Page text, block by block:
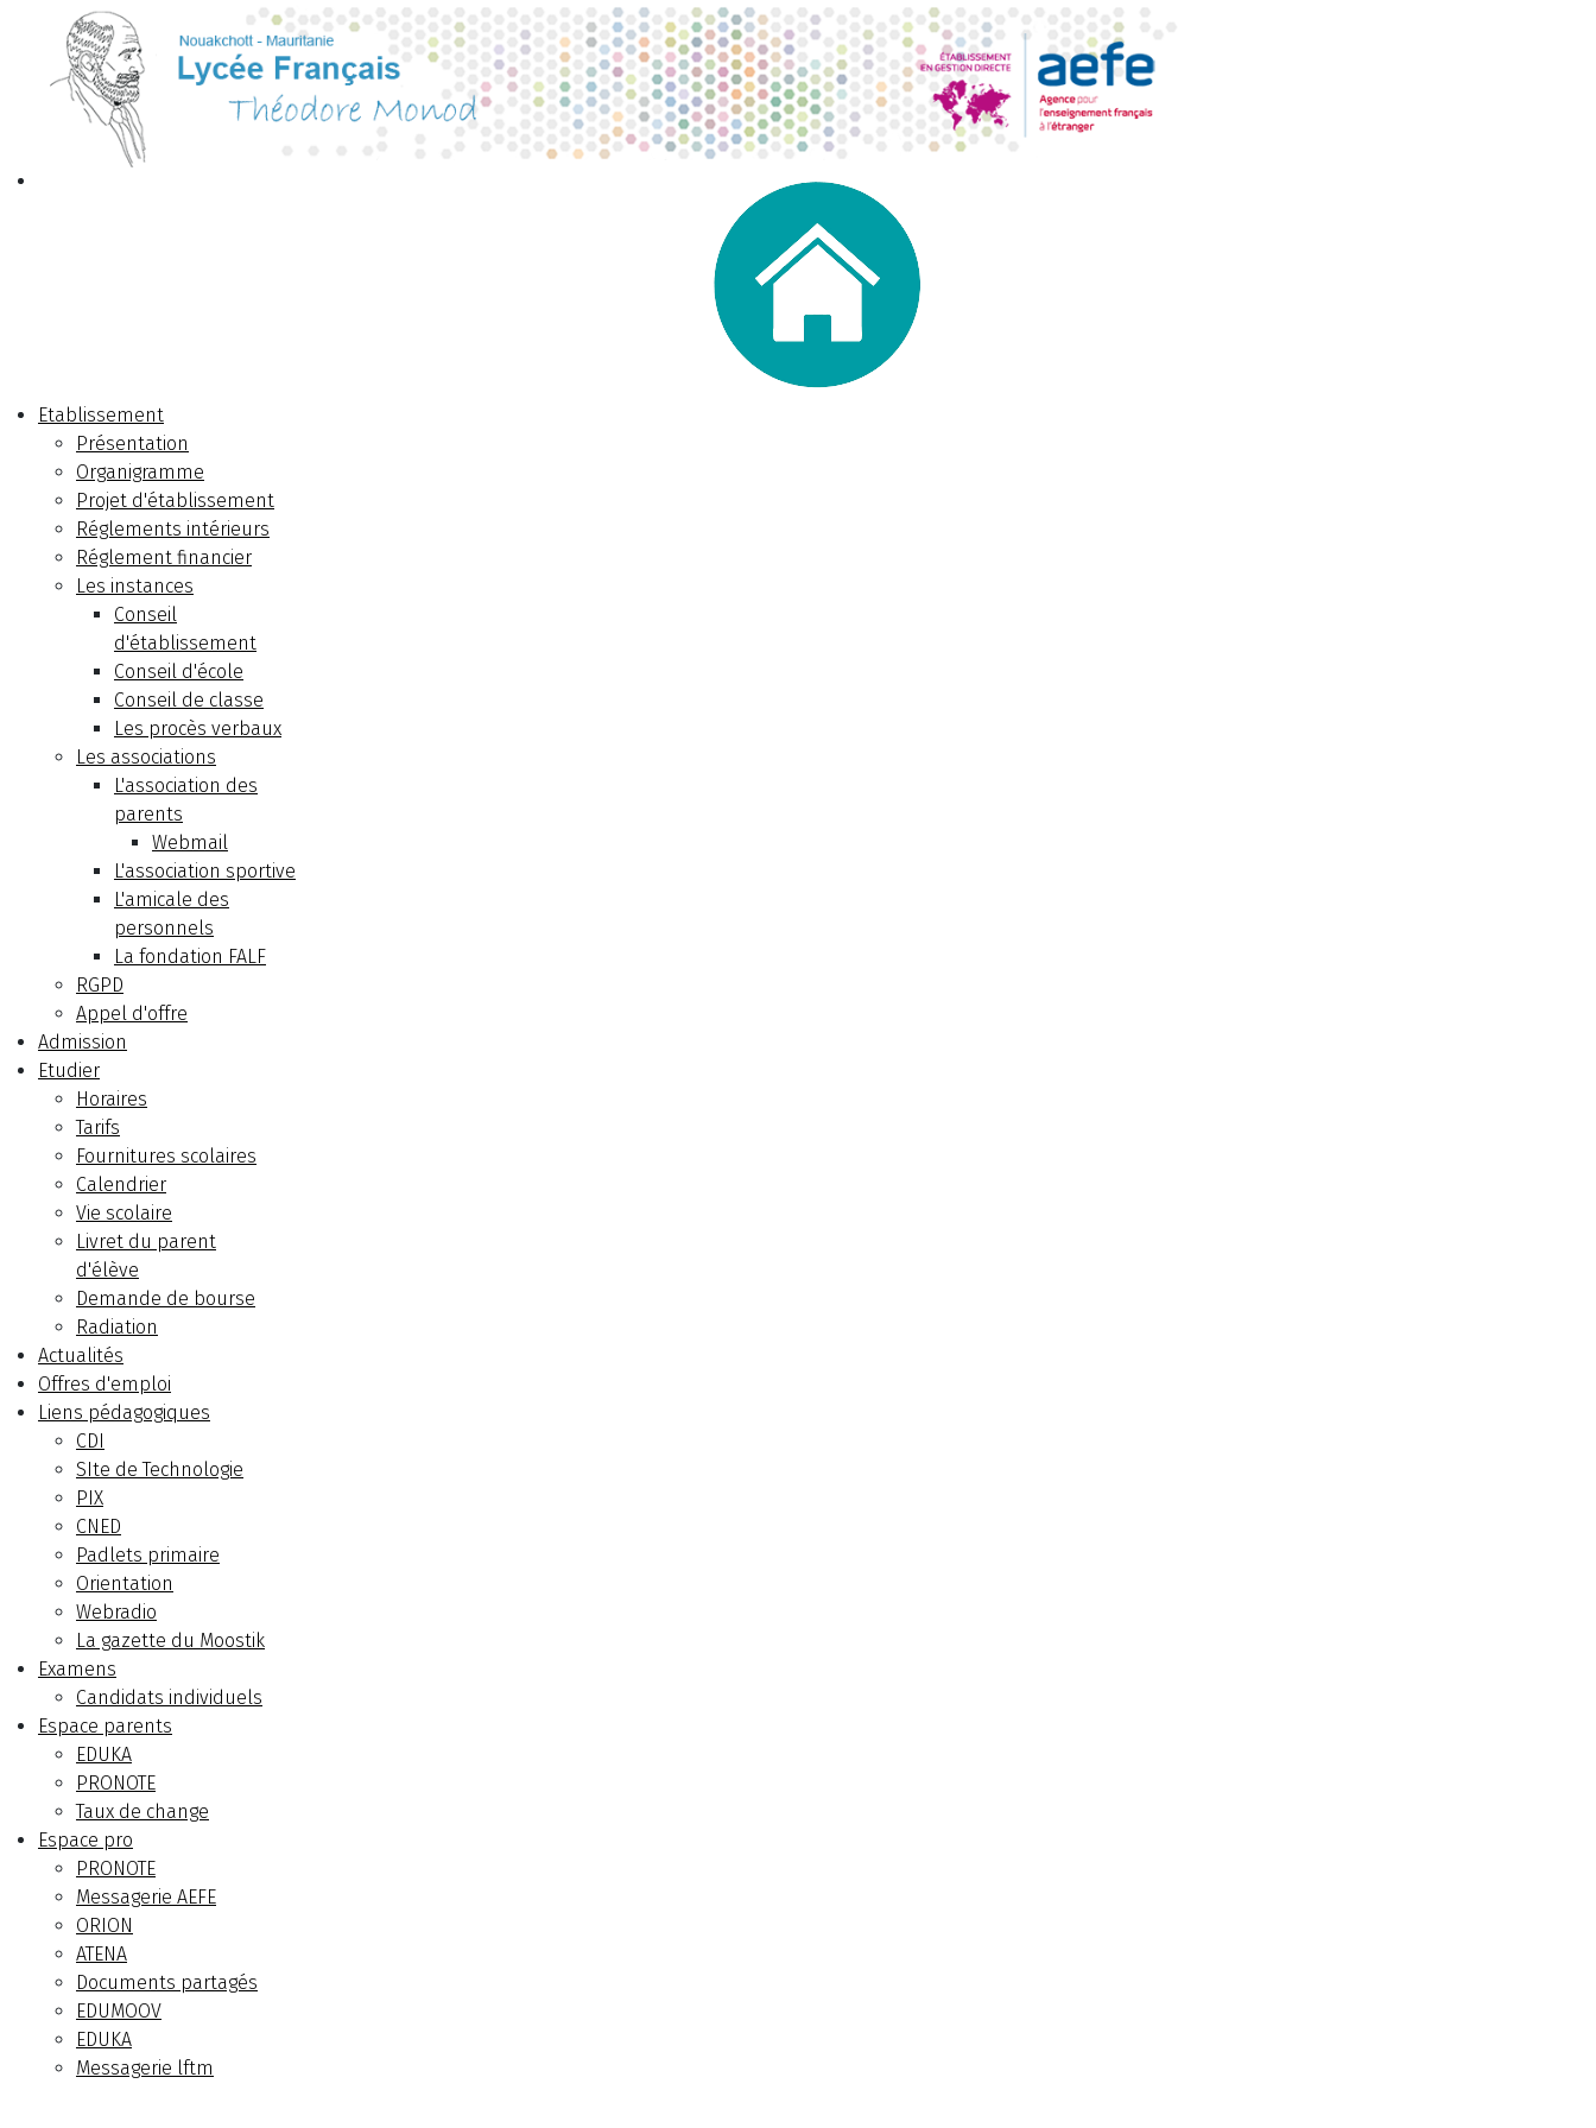
Etablissement
Présentation
Organigramme
Projet d'établissement
Réglements intérieurs
Réglement financier
Les instances
Conseil
d'établissement
Conseil d'école
Conseil de classe
Les procès verbaux
Les associations
L'association des
parents
Webmail
L'association sportive
L'amicale des
personnels
La fondation FALF
RGPD
Appel d'offre
Admission
Etudier
Horaires
Tarifs
Fournitures scolaires
Calendrier
Vie scolaire
Livret du parent
d'élève
Demande de bourse
Radiation
Actualités
Offres d'emploi
Liens pédagogiques
CDI
SIte de Technologie
PIX
CNED
Padlets primaire
Orientation
Webradio
La gazette du Moostik
Examens
Candidats individuels
Espace parents
EDUKA
PRONOTE
Taux de change
Espace pro
PRONOTE
Messagerie AEFE
ORION
ATENA
Documents partagés
EDUMOOV
EDUKA
Messagerie lftm